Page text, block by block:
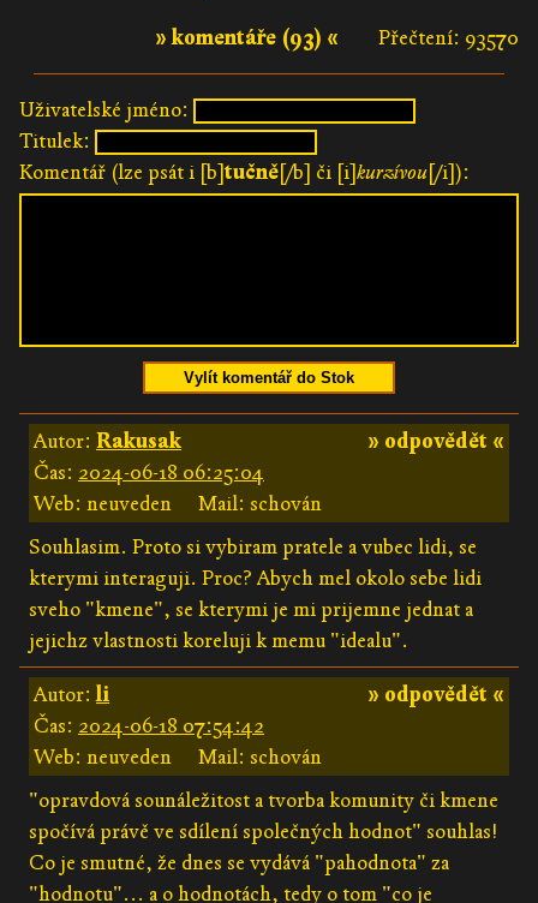
Přečtení: 93570
» komentáře (93) «
Uživatelské jméno:
Titulek:
Komentář (lze psát i [b]tučně[/b] či [i]kurzívou[/i]):
Vylít komentář do Stok
» odpovědět «
Autor: Rakusak
Čas: 2024-06-18 06:25:04
Web: neuveden
Mail: schován
Souhlasim. Proto si vybiram pratele a vubec lidi, se
kterymi interaguji. Proc? Abych mel okolo sebe lidi
sveho "kmene", se kterymi je mi prijemne jednat a
jejichz vlastnosti koreluji k memu "idealu".
» odpovědět «
Autor:li
Čas: 2024-06-18 07:54:42
Web: neuveden
Mail: schován
"opravdová sounáležitost a tvorba komunity či kmene
spočívá právě ve sdílení společných hodnot" souhlas!
Co je smutné, že dnes se vydává "pahodnota" za
"hodnotu"... a o hodnotách, tedy o tom "co je